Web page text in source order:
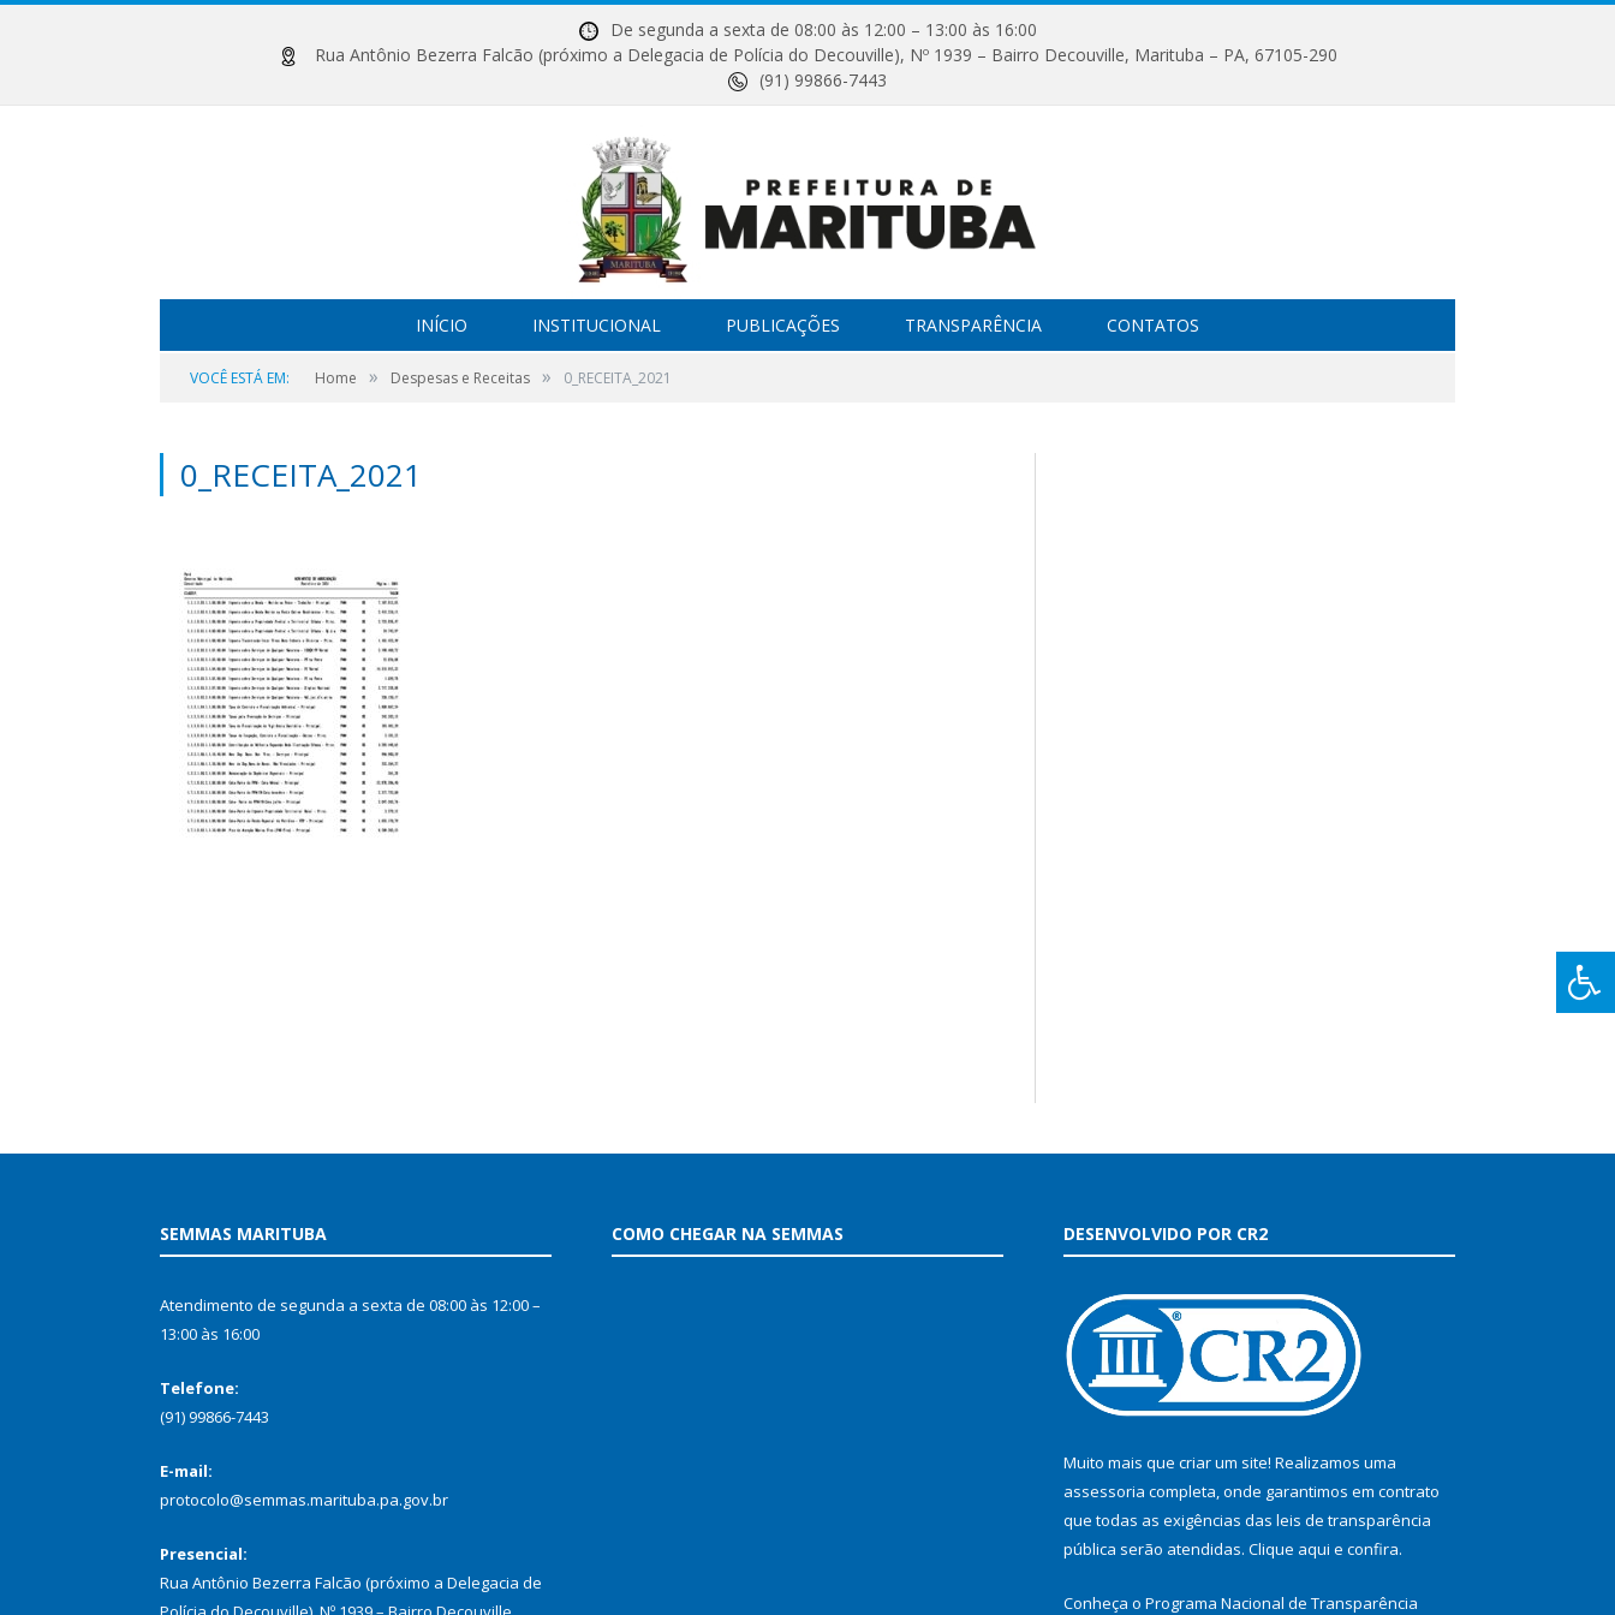
De segunda a sexta de 08:00 às 12:00 – 13:00 às 16:00
Rua Antônio Bezerra Falcão (próximo a Delegacia de Polícia do Decouville), Nº 1939 – Bairro Decouville, Marituba – PA, 67105-290
(91) 99866-7443
INÍCIO INSTITUCIONAL PUBLICAÇÕES TRANSPARÊNCIA CONTATOS
VOCÊ ESTÁ EM: Home » Despesas e Receitas » 0_RECEITA_2021
0_RECEITA_2021
SEMMAS MARITUBA
Atendimento de segunda a sexta de 08:00 às 12:00 –
13:00 às 16:00
Telefone:
(91) 99866-7443
E-mail:
protocolo@semmas.marituba.pa.gov.br
Presencial:
Rua Antônio Bezerra Falcão (próximo a Delegacia de
COMO CHEGAR NA SEMMAS DESENVOLVIDO POR CR2
Muito mais que criar um site! Realizamos uma
assessoria completa, onde garantimos em contrato
que todas as exigências das leis de transparência
pública serão atendidas. Clique aqui e confira.
Conheça o Programa Nacional de Transparência